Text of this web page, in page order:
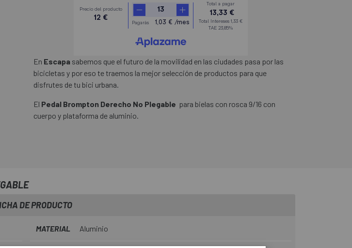
En Escapa sabemos que el futuro de la movilidad en las ciudades pasa por las
bicicletas y por eso te traemos la mejor selección de productos para que
disfrutes de tu bici urbana.
El Pedal Brompton Derecho No Plegable para bielas con rosca 9/16 con
cuerpo y plataforma de aluminio.
DE PRODUCTO
MATERIAL Aluminio